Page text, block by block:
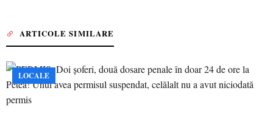
ARTICOLE SIMILARE
LOCALE